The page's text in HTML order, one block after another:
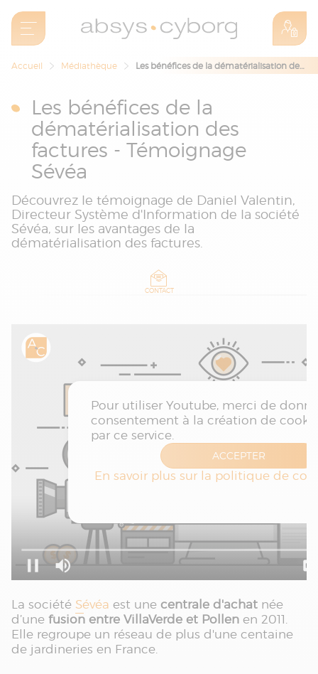
Accueil Médiathèque Les bénéfices de la dématérialisation des factures - Témoignage Sévéa
Les bénéfices de la
dématérialisation des
factures - Témoignage
Sévéa
Découvrez le témoignage de Daniel Valentin,
Directeur Système d'Information de la société
Sévéa, sur les avantages de la
dématérialisation des factures.
CONTACT
La société Sévéa est une centrale d'achat née
d’une fusion entre VillaVerde et Pollen en 2011.
Elle regroupe un réseau de plus d'une centaine
de jardineries en France.